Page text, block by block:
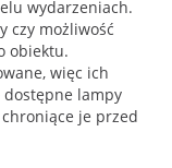
wydarzeniach.
czy możliwość
obiektu.
więc ich
dostępne lampy
je przed